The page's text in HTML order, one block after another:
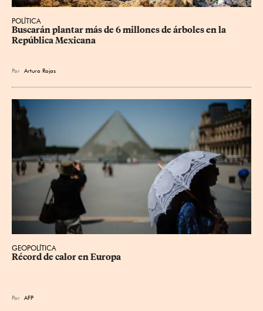
POLÍTICA
Buscarán plantar más de 6 millones de árboles en la
República Mexicana
Por Arturo Rojas
GEOPOLÍTICA
Récord de calor en Europa
Por AFP